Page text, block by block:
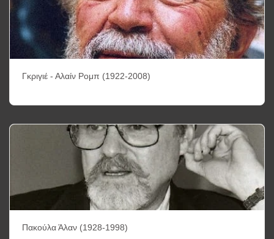
Γκριγιέ - Αλαίν Ρομπ (1922-2008)
Πακούλα Άλαν (1928-1998)